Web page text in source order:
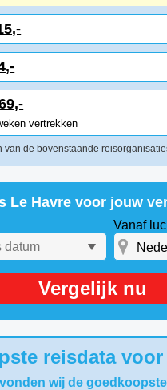
vertrekken
van de bovenstaande
Le Havre voor jouw
Vanaf
Vergelijk nu
reisdata
wij de